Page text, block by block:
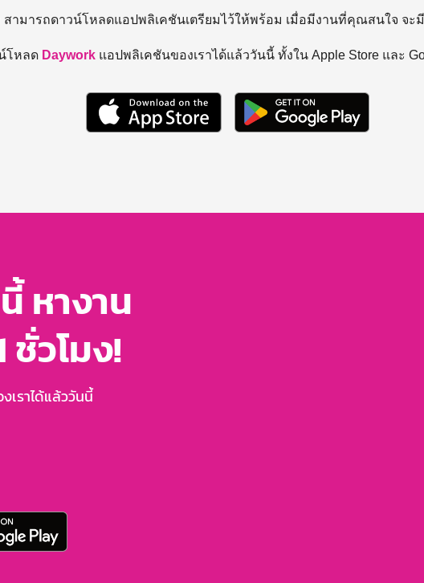
สามารถดาวน์โหลดแอปพลิเคชันเตรียมไว้ให้พร้อม เมื่อมีงานที่คุณสนใจ จะ
โหลด Daywork แอปพลิเคชันของเราได้แล้ววันนี้ ทั้งใน Apple Store และ
หางาน
ชั่วโมง!
เราได้แล้ววันนี้